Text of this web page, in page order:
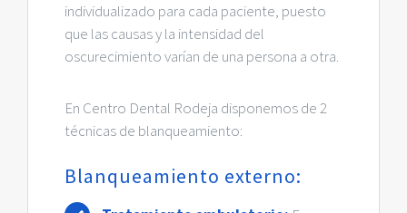
individualizado para cada paciente, puesto
que las causas y la intensidad del
oscurecimiento varían de una persona a otra.
En Centro Dental Rodeja disponemos de 2
técnicas de blanqueamiento:
Blanqueamiento externo: